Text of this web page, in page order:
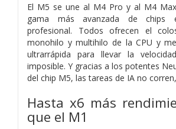
El M5 se une al M4 Pro y al M4
gama más avanzada de chips
profesional. Todos ofrecen el
monohilo y multihilo de la CPU y
ultrarrápida para llevar la
imposible. Y gracias a los potentes
del chip M5, las tareas de IA no
Hasta x6 más
que el M1